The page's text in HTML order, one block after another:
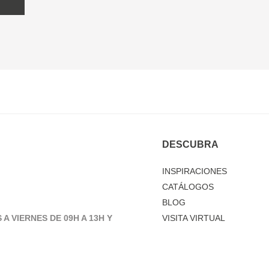
A VIERNES DE 09H A 13H Y
DESCUBRA
INSPIRACIONES
CATÁLOGOS
BLOG
VISITA VIRTUAL